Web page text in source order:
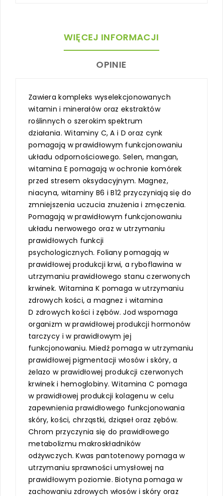
WIĘCEJ INFORMACJI
OPINIE
Zawiera kompleks wyselekcjonowanych
witamin i minerałów oraz ekstraktów
roślinnych o szerokim spektrum
działania. Witaminy C, A i D oraz cynk
pomagają w prawidłowym funkcjonowaniu
układu odpornościowego. Selen, mangan,
witamina E pomagają w ochronie komórek
przed stresem oksydacyjnym. Magnez,
niacyna, witaminy B6 i B12 przyczyniają się do
zmniejszenia uczucia znużenia i zmęczenia.
Pomagają w prawidłowym funkcjonowaniu
układu nerwowego oraz w utrzymaniu
prawidłowych funkcji
psychologicznych. Foliany pomagają w
prawidłowej produkcji krwi, a ryboflawina w
utrzymaniu prawidłowego stanu czerwonych
krwinek. Witamina K pomaga w utrzymaniu
zdrowych kości, a magnez i witamina
D zdrowych kości i zębów. Jod wspomaga
organizm w prawidłowej produkcji hormonów
tarczycy i w prawidłowym jej
funkcjonowaniu. Miedź pomaga w utrzymaniu
prawidłowej pigmentacji włosów i skóry, a
żelazo w prawidłowej produkcji czerwonych
krwinek i hemoglobiny. Witamina C pomaga
w prawidłowej produkcji kolagenu w celu
zapewnienia prawidłowego funkcjonowania
skóry, kości, chrząstki, dziąseł oraz zębów.
Chrom przyczynia się do prawidłowego
metabolizmu makroskładników
odżywczych. Kwas pantotenowy pomaga w
utrzymaniu sprawności umysłowej na
prawidłowym poziomie. Biotyna pomaga w
zachowaniu zdrowych włosów i skóry oraz